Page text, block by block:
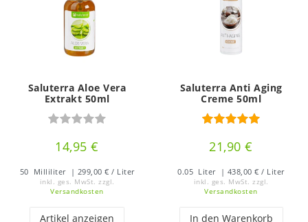
Saluterra Aloe Vera
Extrakt 50ml
14,95 €
50 Milliliter | 299,00 € / Liter
inkl. ges. MwSt. zzgl.
Versandkosten
Artikel anzeigen
Saluterra Anti Aging
Creme 50ml
21,90 €
0.05 Liter | 438,00 € / Liter
inkl. ges. MwSt. zzgl.
Versandkosten
In den Warenkorb